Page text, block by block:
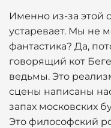
Именно из-за этой
устаревает. Мы не
фантастика? Да,
говорящий кот
ведьмы. Это
сцены написаны
запах московских
Это философский